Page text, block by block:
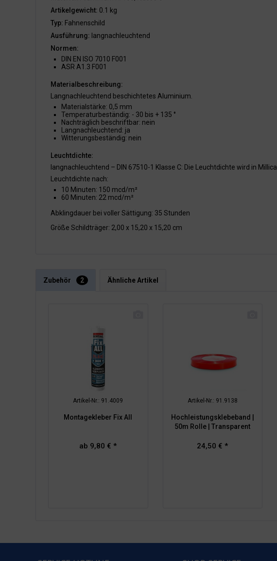
Artikelgewicht: 0.1 kg
Typ: Fahnenschild
Ausführung: langnachleuchtend
Normen:
DIN EN ISO 7010 F001
ASR A1.3 F001
Materialbeschreibung:
Langnachleuchtend beschichtetes Aluminium.
Materialstärke: 0,5 mm
Temperaturbeständig: - 30 bis + 135 °
Nachträglich beschriftbar: nein
Langnachleuchtend: ja
Witterungsbeständig: nein
Leuchtdichte:
langnachleuchtend – DIN 67510-1 Klasse C: Die Leuchtdichte wird in
Leuchtdichte nach:
10 Minuten: 150 mcd/m²
60 Minuten: 22 mcd/m²
Abklingdauer bei voller Sättigung: 35 Stunden
Größe Schildträger: 2,00 x 15,20 x 15,20 cm
Zubehör 2 Ähnliche Artikel
Artikel-Nr.: 91.4009
Montagekleber Fix All
ab 9,80 € *
Artikel-Nr.: 91.9138
Hochleistungsklebeband |
50m Rolle | Transparent
24,50 € *